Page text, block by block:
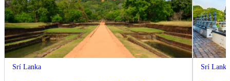
Srí Lanka Srí Lanka